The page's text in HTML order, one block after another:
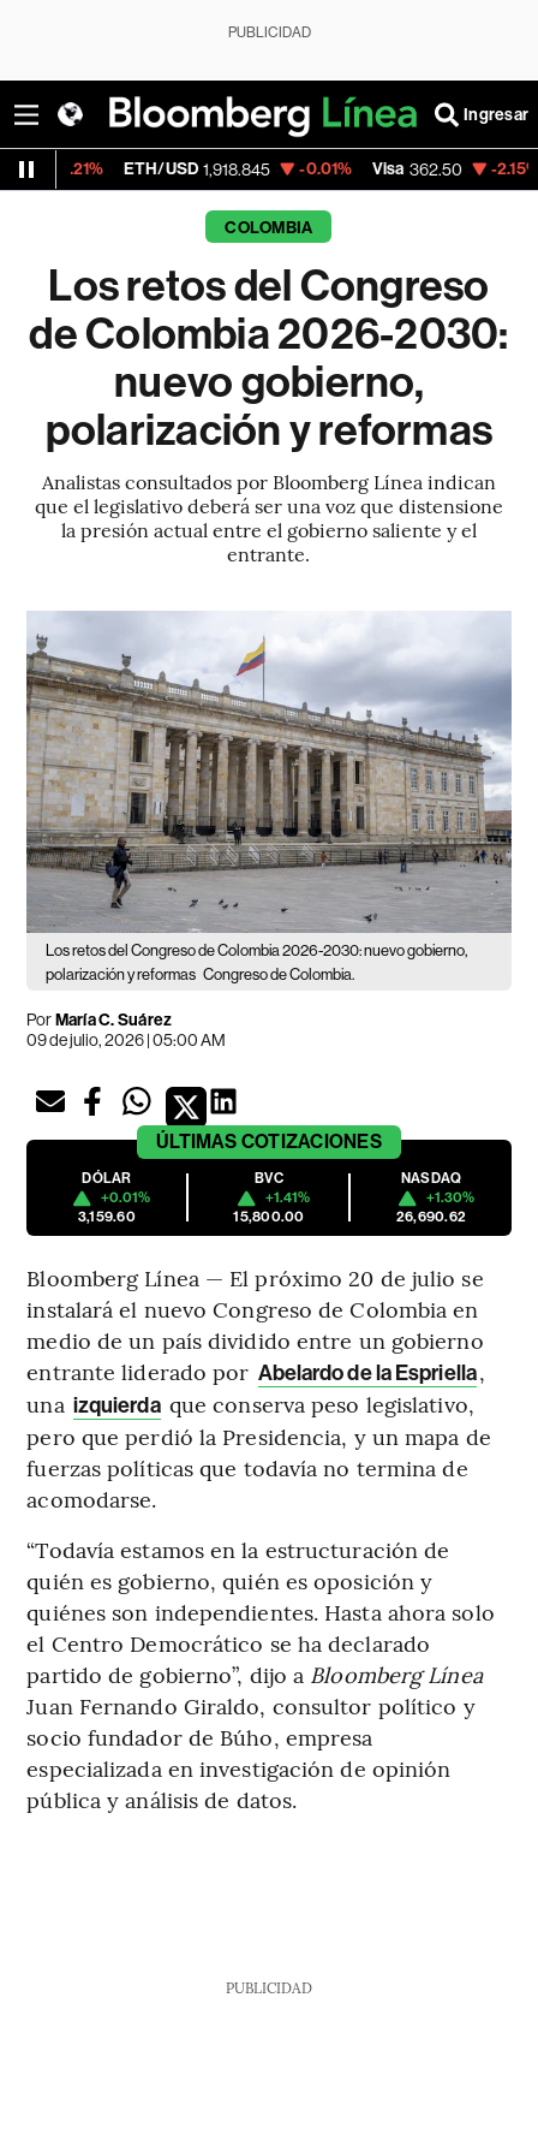
PUBLICIDAD
Ingresar
ETH/USD 1,918.845 -0.01% Visa 362.50 -2.15%
COLOMBIA
Los retos del Congreso
de Colombia 2026-2030:
nuevo gobierno,
polarización y reformas
Analistas consultados por Bloomberg Línea indican
que el legislativo deberá ser una voz que distensione
la presión actual entre el gobierno saliente y el
entrante.
Los retos del Congreso de Colombia 2026-2030: nuevo gobierno,
polarización y reformas Congreso de Colombia.
PorMaría C. Suárez
09 de julio, 2026 | 05:00 AM
ÚLTIMAS COTIZACIONES
DÓLAR
+0.01%
3,159.60
BVC
+1.41%
15,800.00
NASDAQ
+1.30%
26,690.62
Bloomberg Línea — El próximo 20 de julio se
instalará el nuevo Congreso de Colombia en
medio de un país dividido entre un gobierno
entrante liderado por Abelardo de la Espriella,
una izquierda que conserva peso legislativo,
pero que perdió la Presidencia, y un mapa de
fuerzas políticas que todavía no termina de
acomodarse.
“Todavía estamos en la estructuración de
quién es gobierno, quién es oposición y
quiénes son independientes. Hasta ahora solo
el Centro Democrático se ha declarado
partido de gobierno”, dijo a Bloomberg Línea
Juan Fernando Giraldo, consultor político y
socio fundador de Búho, empresa
especializada en investigación de opinión
pública y análisis de datos.
PUBLICIDAD